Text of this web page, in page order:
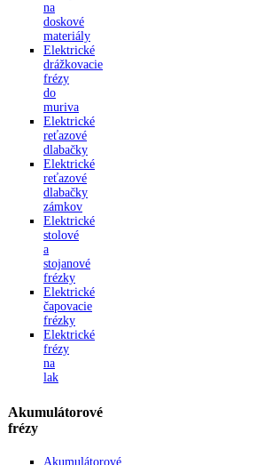
na
doskové
materiály
Elektrické
drážkovacie
frézy
do
muriva
Elektrické
reťazové
dlabačky
Elektrické
reťazové
dlabačky
zámkov
Elektrické
stolové
a
stojanové
frézky
Elektrické
čapovacie
frézky
Elektrické
frézy
na
lak
Akumulátorové
frézy
Akumulátorové